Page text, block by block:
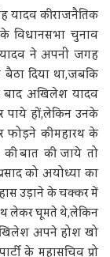
यादव की राजनैतिक
विधानसभा चुनाव
ने अपनी जगह
दिया था,जबकि
अखिलेश यादव
हों,लेकिन उनके
फोड़ने की महारथ के
बात की जाये तो
को अयोध्या का
उड़ाने के चक्कर में
लेकर घूमते थे,लेकिन
अपने होश खो